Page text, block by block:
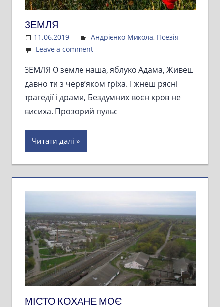
ЗЕМЛЯ
11.06.2019 Admin
Андрієнко Микола, Поезія
Leave a comment
ЗЕМЛЯ О земле наша, яблуко Адама, Живеш
давно ти з черв’яком гріха. І жнеш рясні
трагедії і драми, Бездумних воєн кров не
висиха. Прозорий пульс
Читати далі
МІСТО КОХАНЕ МОЄ